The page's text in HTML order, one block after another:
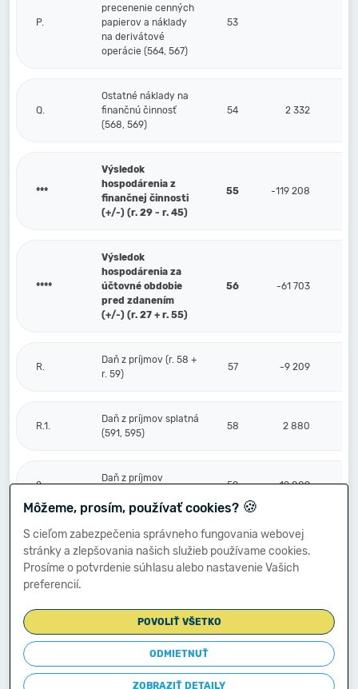
P.
precenenie cenných
papierov a náklady
na derivátové
operácie (564, 567)
53
Q.
Ostatné náklady na
finančnú činnosť
(568, 569)
54 2 332
***
Výsledok
hospodárenia z
finančnej činnosti
(+/-) (r. 29 - r. 45)
55 -119 208
****
Výsledok
hospodárenia za
účtovné obdobie
pred zdanením
(+/-) (r. 27 + r. 55)
56 -61 703
R.
Daň z príjmov (r. 58 +
r. 59)
57 -9 209
R.1.
Daň z príjmov splatná
(591, 595)
58 2 880
2.
Daň z príjmov
59 -12 089
S.
Prevod podielov na
výsledku
hospodárenia
60
****
Výsledok
hospodárenia za
účtovné obdobie po
zdanení (+/-) (r. 56
61 -52 494
Môžeme, prosím, používať cookies? 🍪
S cieľom zabezpečenia správneho fungovania webovej
stránky a zlepšovania našich služieb používame cookies.
Prosíme o potvrdenie súhlasu alebo nastavenie Vašich
preferencií.
POVOLIŤ VŠETKO
ODMIETNUŤ
ZOBRAZIŤ DETAILY